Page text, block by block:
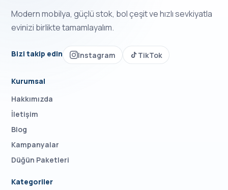
Modern mobilya, güçlü stok, bol çeşit ve hızlı sevkiyatla
evinizi birlikte tamamlayalım.
Bizi takip edin Instagram TikTok
Kurumsal
Hakkımızda
İletişim
Blog
Kampanyalar
Düğün Paketleri
Kategoriler